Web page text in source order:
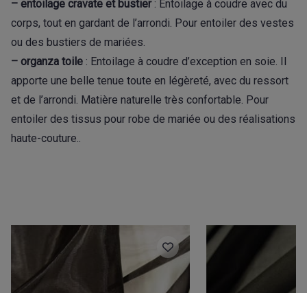
– entoilage cravate et bustier: Entoilage à coudre avec du
corps, tout en gardant de l’arrondi. Pour entoiler des vestes
ou des bustiers de mariées.
– organza toile : Entoilage à coudre d’exception en soie. Il
apporte une belle tenue toute en légèreté, avec du ressort
et de l’arrondi. Matière naturelle très confortable. Pour
entoiler des tissus pour robe de mariée ou des réalisations
haute-couture..